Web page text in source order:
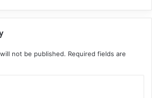
not be published. Required fields are